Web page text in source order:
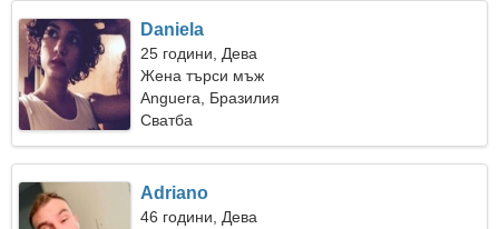
Daniela
25 години, Дева
Жена търси мъж
Anguera, Бразилия
Сватба
Adriano
46 години, Дева